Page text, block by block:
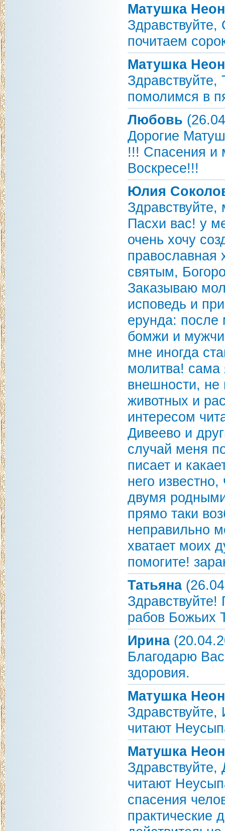
Матушка
почитаем
Матушка
помолимся в
Любовь
Дорогие
!!! Спасения и
Воскресе!!!
Юлия
Пасхи вас! у
очень хочу
православная
святым,
Заказываю
исповедь и
ерунда: после
бомжи и
мне иногда
молитва! сама
внешности,
животных и
интересом
Дивеево и
случай меня
писает и
него
двумя
прямо таки
неправильно
хватает моих
помогите!
Татьяна
рабов Божьих
Ирина
Благодарю
здоровия.
Матушка
читают
Матушка
читают
спасения
практические